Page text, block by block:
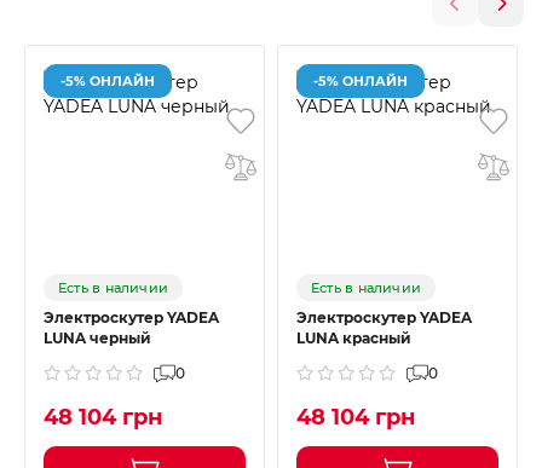
-5% ОНЛАЙН
Есть в наличии
Электроскутер YADEA
LUNA черный
0
48 104 грн
-5% ОНЛАЙН
Есть в наличии
Электроскутер YADEA
LUNA красный
0
48 104 грн